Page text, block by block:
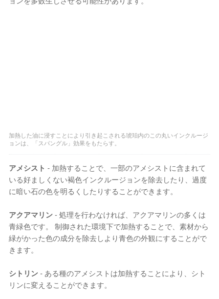
加熱した油に浸すことにより引き起こされる琥珀内のこの丸いインクルージ
ョンは、「スパングル」効果をもたらす。
アメシスト - 加熱することで、一部のアメシストに含まれて
いる好ましくない褐色インクルージョンを除去したり、過度
に暗い石の色を明るくしたりすることができます。
アクアマリン - 処理を行わなければ、アクアマリンの多くは
青緑色です​​。 制御された環境下で加熱することで、素材から
緑がかった色の成分を除去しより青色の外観にすることがで
きます。
シトリン - ある種のアメシストは加熱することにより、シト
リンに変えることができます。